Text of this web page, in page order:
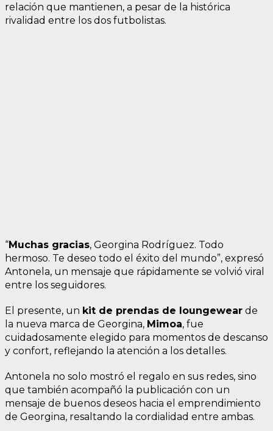
relación que mantienen, a pesar de la histórica
rivalidad entre los dos futbolistas.
“Muchas gracias, Georgina Rodríguez. Todo
hermoso. Te deseo todo el éxito del mundo”, expresó
Antonela, un mensaje que rápidamente se volvió viral
entre los seguidores.
El presente, un kit de prendas de loungewear de
la nueva marca de Georgina, Mimoa, fue
cuidadosamente elegido para momentos de descanso
y confort, reflejando la atención a los detalles.
Antonela no solo mostró el regalo en sus redes, sino
que también acompañó la publicación con un
mensaje de buenos deseos hacia el emprendimiento
de Georgina, resaltando la cordialidad entre ambas.